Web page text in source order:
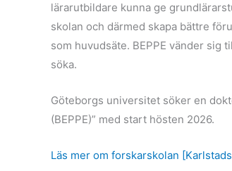
lärarutbildare kunna ge
skolan och därmed skapa bättre
som huvudsäte. BEPPE vänder
söka.
Göteborgs universitet söker en
(BEPPE)” med start hösten 2026.
Läs mer om forskarskolan